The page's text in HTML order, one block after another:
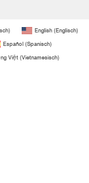
) English(Englisch)
Español(Spanisch)
Việt (Vietnamesisch)